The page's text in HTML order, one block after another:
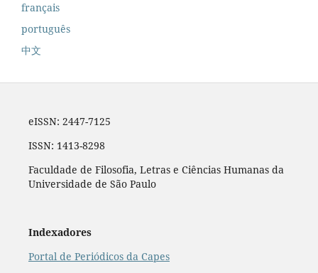
français
português
中文
eISSN: 2447-7125
ISSN: 1413-8298
Faculdade de Filosofia, Letras e Ciências Humanas da
Universidade de São Paulo
Indexadores
Portal de Periódicos da Capes